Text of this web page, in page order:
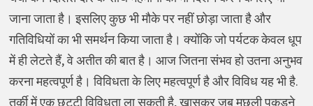
जाना जाता है। इसलिए कुछ भी मौके पर नहीं छोड़ा जाता है और
गतिविधियों का भी समर्थन किया जाता है। क्योंकि जो पर्यटक केवल धूप
में ही लेटते हैं, वे अतीत की बात है। आज जितना संभव हो उतना अनुभव
करना महत्वपूर्ण है। विविधता के लिए महत्वपूर्ण है और विविध यह भी है.
तुर्की में एक छुट्टी विविधता ला सकती है, खासकर जब मछली पकड़ने